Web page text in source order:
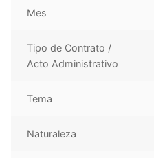
Mes
Tipo de Contrato /
Acto Administrativo
Tema
Naturaleza